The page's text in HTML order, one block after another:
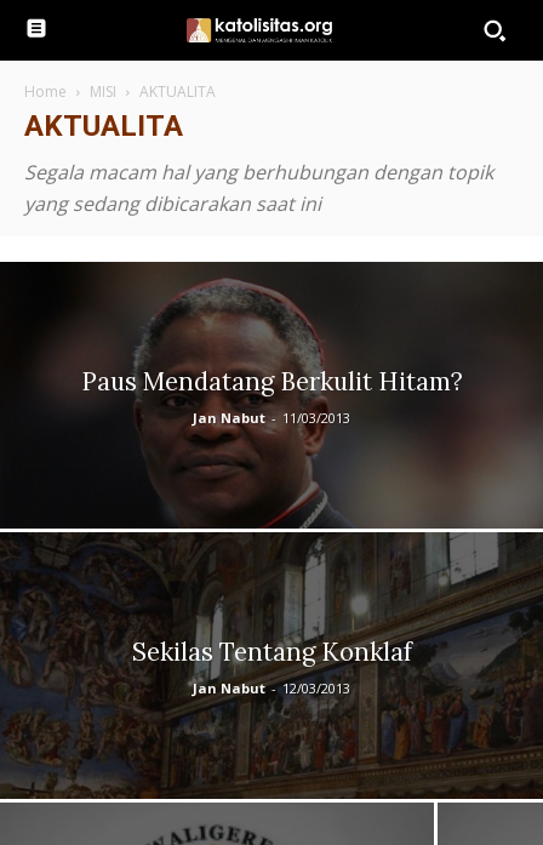
Home MISI AKTUALITA
AKTUALITA
Segala macam hal yang berhubungan dengan topik
yang sedang dibicarakan saat ini
Paus Mendatang Berkulit Hitam?
Jan Nabut - 11/03/2013
Sekilas Tentang Konklaf
Jan Nabut - 12/03/2013